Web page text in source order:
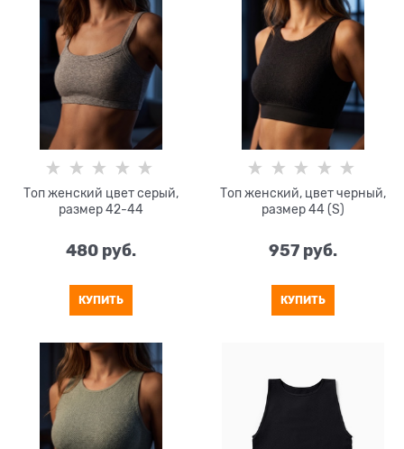
Топ женский цвет серый,
размер 42-44
480 руб.
КУПИТЬ
Топ женский, цвет черный,
размер 44 (S)
957 руб.
КУПИТЬ